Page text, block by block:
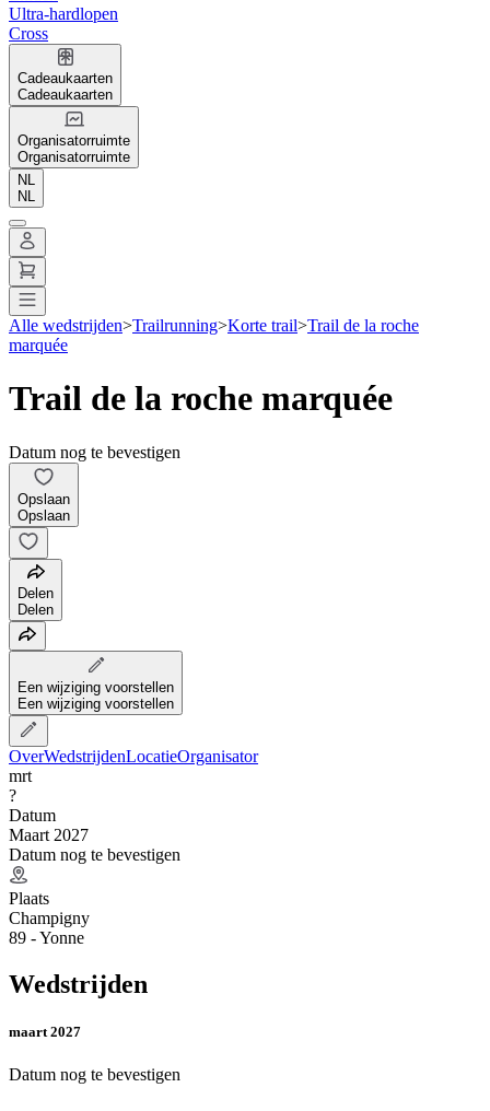
Ultra-hardlopen
Cross
Cadeaukaarten
Cadeaukaarten
Organisatorruimte
Organisatorruimte
NL
NL
Alle wedstrijden>Trailrunning>Korte trail>Trail de la roche
marquée
Trail de la roche marquée
Datum nog te bevestigen
Opslaan
Opslaan
Delen
Delen
Een wijziging voorstellen
Een wijziging voorstellen
OverWedstrijdenLocatieOrganisator
mrt
?
Datum
Maart 2027
Datum nog te bevestigen
Plaats
Champigny
89 - Yonne
Wedstrijden
maart 2027
Datum nog te bevestigen